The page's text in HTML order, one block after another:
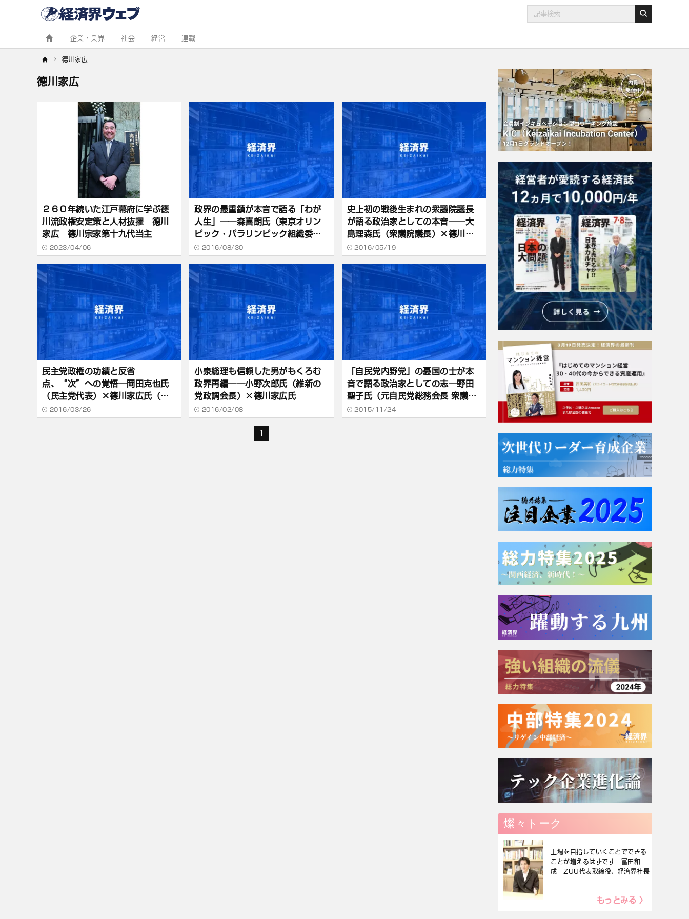
企業・業界 社会 経営 連載
德川家広
德川家広
２６０年続いた江戸幕府に学ぶ德
川流政権安定策と人材抜擢 德川
家広 德川宗家第十九代当主
2023/04/06
政界の最重鎮が本音で語る「わが
人生」――森喜朗氏（東京オリン
ピック・パラリンピック組織委員
会会長）×德川家広氏（政治経済
評論家）
2016/08/30
史上初の戦後生まれの衆議院議長
が語る政治家としての本音――大
島理森氏（衆議院議長）×德川家
広氏（政治経済評論家）
2016/05/19
民主党政権の功績と反省
点、“次”への覚悟―岡田克也氏
（民主党代表）×德川家広氏（政
治経済評論家）
2016/03/26
小泉総理も信頼した男がもくろむ
政界再編――小野次郎氏（維新の
党政調会長）×德川家広氏
2016/02/08
「自民党内野党」の憂国の士が本
音で語る政治家としての志―野田
聖子氏（元自民党総務会長 衆議院
議員）×德川家広氏
2015/11/24
1
燦々トーク
上場を目指していくことでできる
ことが増えるはずです 冨田和
成 ZUU代表取締役、経済界社長
もっとみる 〉